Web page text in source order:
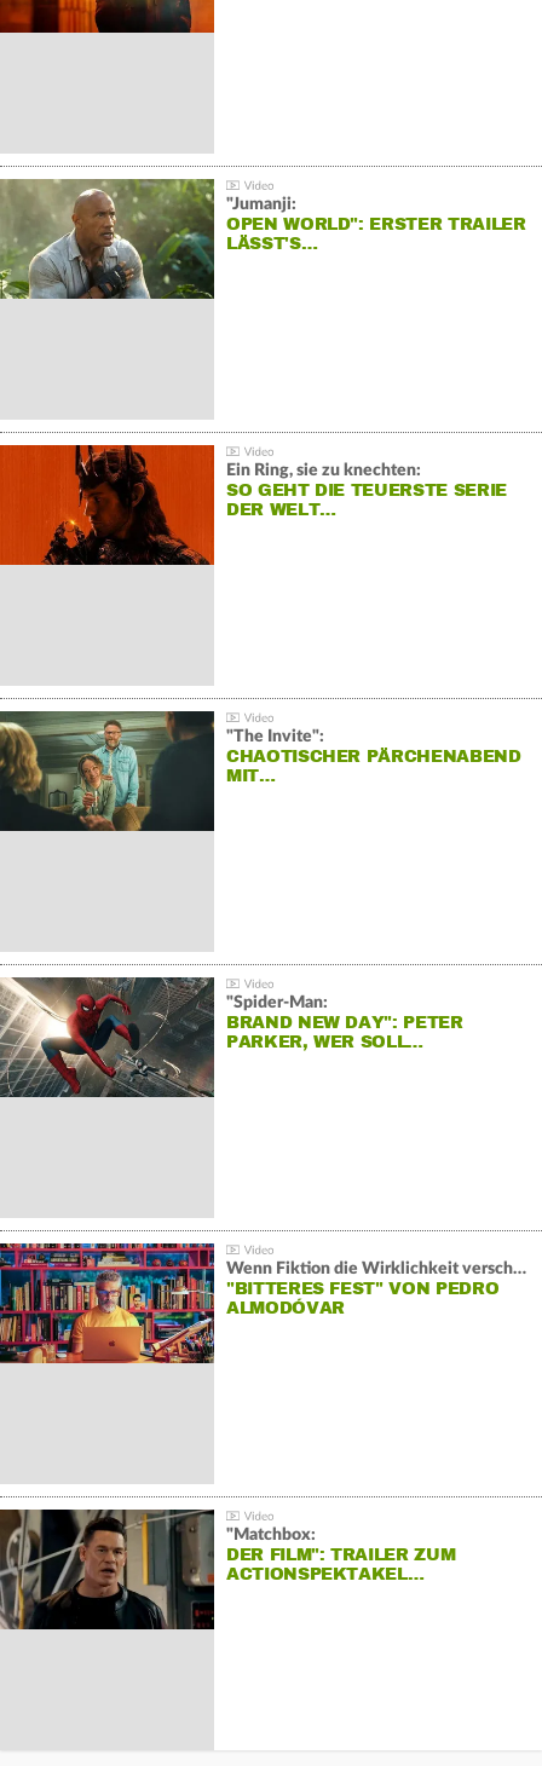
"Jumanji:
OPEN WORLD": ERSTER TRAILER
LÄSST'S…
Ein Ring, sie zu knechten:
SO GEHT DIE TEUERSTE SERIE
DER WELT…
"The Invite":
CHAOTISCHER PÄRCHENABEND
MIT…
"Spider-Man:
BRAND NEW DAY": PETER
PARKER, WER SOLL…
Wenn Fiktion die Wirklichkeit verschiebt:
"BITTERES FEST" VON PEDRO
ALMODÓVAR
"Matchbox:
DER FILM": TRAILER ZUM
ACTIONSPEKTAKEL…